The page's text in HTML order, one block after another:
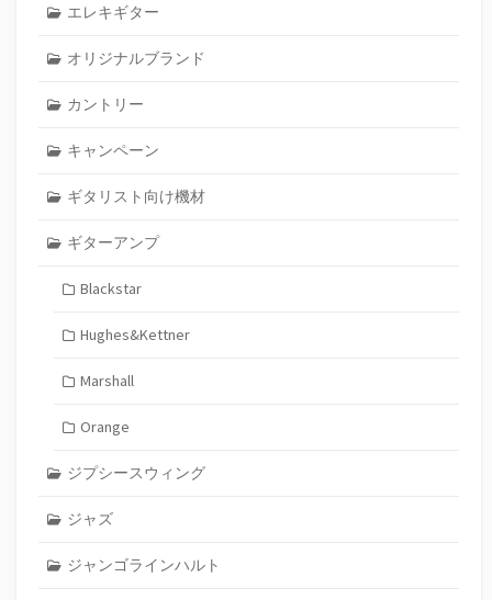
エレキギター
オリジナルブランド
カントリー
キャンペーン
ギタリスト向け機材
ギターアンプ
Blackstar
Hughes&Kettner
Marshall
Orange
ジプシースウィング
ジャズ
ジャンゴラインハルト